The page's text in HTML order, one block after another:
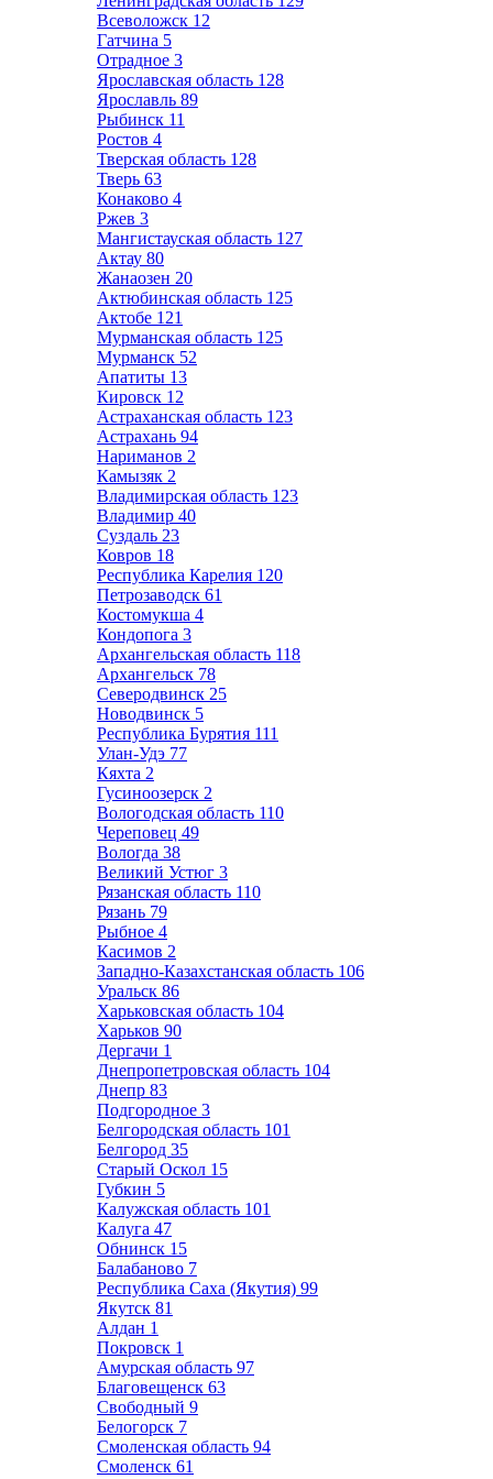
Всеволожск 12
Гатчина 5
Отрадное 3
Ярославская область 128
Ярославль 89
Рыбинск 11
Ростов 4
Тверская область 128
Тверь 63
Конаково 4
Ржев 3
Мангистауская область 127
Актау 80
Жанаозен 20
Актюбинская область 125
Актобе 121
Мурманская область 125
Мурманск 52
Апатиты 13
Кировск 12
Астраханская область 123
Астрахань 94
Нариманов 2
Камызяк 2
Владимирская область 123
Владимир 40
Суздаль 23
Ковров 18
Республика Карелия 120
Петрозаводск 61
Костомукша 4
Кондопога 3
Архангельская область 118
Архангельск 78
Северодвинск 25
Новодвинск 5
Республика Бурятия 111
Улан-Удэ 77
Кяхта 2
Гусиноозерск 2
Вологодская область 110
Череповец 49
Вологда 38
Великий Устюг 3
Рязанская область 110
Рязань 79
Рыбное 4
Касимов 2
Западно-Казахстанская область 106
Уральск 86
Харьковская область 104
Харьков 90
Дергачи 1
Днепропетровская область 104
Днепр 83
Подгородное 3
Белгородская область 101
Белгород 35
Старый Оскол 15
Губкин 5
Калужская область 101
Калуга 47
Обнинск 15
Балабаново 7
Республика Саха (Якутия) 99
Якутск 81
Алдан 1
Покровск 1
Амурская область 97
Благовещенск 63
Свободный 9
Белогорск 7
Смоленская область 94
Смоленск 61